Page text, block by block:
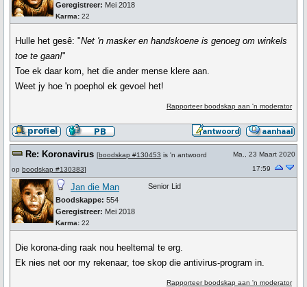
Geregistreer: Mei 2018
Karma: 22
Hulle het gesê: "Net 'n masker en handskoene is genoeg om winkels
toe te gaan!"
Toe ek daar kom, het die ander mense klere aan.
Weet jy hoe 'n poephol ek gevoel het!
Rapporteer boodskap aan 'n moderator
Re: Koronavirus [boodskap #130453 is 'n antwoord
op boodskap #130383]
Ma., 23 Maart 2020
17:59
Jan die Man
Boodskappe: 554
Geregistreer: Mei 2018
Karma: 22
Senior Lid
Die korona-ding raak nou heeltemal te erg.
Ek nies net oor my rekenaar, toe skop die antivirus-program in.
Rapporteer boodskap aan 'n moderator